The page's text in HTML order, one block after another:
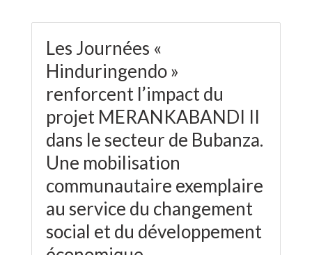
Les Journées «
Hinduringendo »
renforcent l’impact du
projet MERANKABANDI II
dans le secteur de Bubanza.
Une mobilisation
communautaire exemplaire
au service du changement
social et du développement